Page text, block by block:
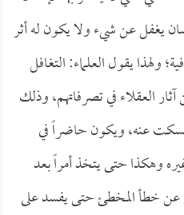
يغفل عن شيء ولا يكون له أثر
ولهذا يقول العلماء: التغافل
العقلاء في تصرفاتهم، وذلك
عنه، ويكون حاضراً في
وهكذا حتى يتخذ أمراً بعد
عن خطأ المخطئ حتى يفسد على